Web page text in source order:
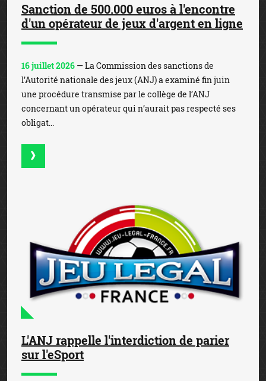
Sanction de 500.000 euros à l'encontre
d'un opérateur de jeux d'argent en ligne
16 juillet 2026 — La Commission des sanctions de
l’Autorité nationale des jeux (ANJ) a examiné fin juin
une procédure transmise par le collège de l’ANJ
concernant un opérateur qui n’aurait pas respecté ses
obligat...
L'ANJ rappelle l'interdiction de parier
sur l'eSport